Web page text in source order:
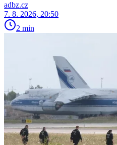
adbz.cz
7. 8. 2026, 20:50
2 min